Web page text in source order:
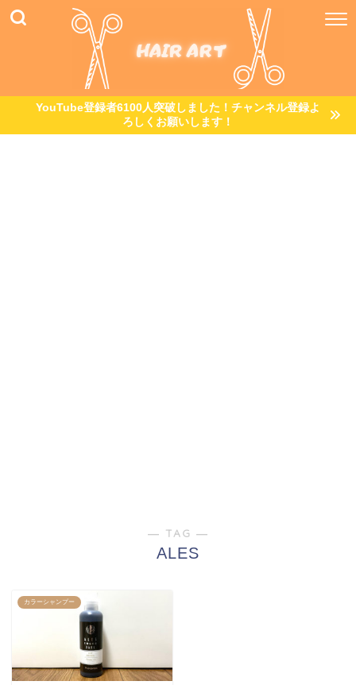
YouTube登録者6100人突破しました！チャンネル登録よ
ろしくお願いします！
― TAG ―
ALES
カラーシャンプー